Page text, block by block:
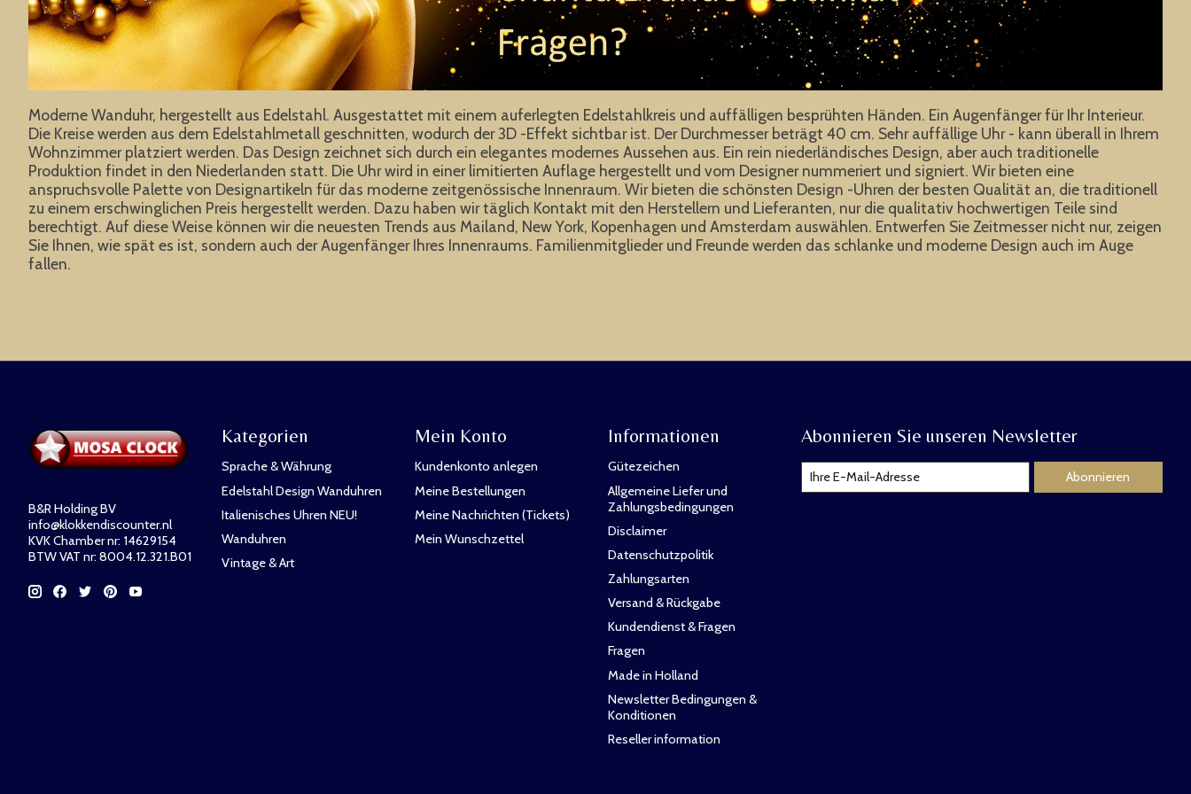
Moderne Wanduhr, hergestellt aus Edelstahl. Ausgestattet mit einem auferlegten Edelstahlkreis und auffälligen besprühten Händen. Ein Augenfänger für Ihr Interieur.
Die Kreise werden aus dem Edelstahlmetall geschnitten, wodurch der 3D -Effekt sichtbar ist. Der Durchmesser beträgt 40 cm. Sehr auffällige Uhr - kann überall in Ihrem
Wohnzimmer platziert werden. Das Design zeichnet sich durch ein elegantes modernes Aussehen aus. Ein rein niederländisches Design, aber auch traditionelle
Produktion findet in den Niederlanden statt. Die Uhr wird in einer limitierten Auflage hergestellt und vom Designer nummeriert und signiert. Wir bieten eine
anspruchsvolle Palette von Designartikeln für das moderne zeitgenössische Innenraum. Wir bieten die schönsten Design -Uhren der besten Qualität an, die traditionell
zu einem erschwinglichen Preis hergestellt werden. Dazu haben wir täglich Kontakt mit den Herstellern und Lieferanten, nur die qualitativ hochwertigen Teile sind
berechtigt. Auf diese Weise können wir die neuesten Trends aus Mailand, New York, Kopenhagen und Amsterdam auswählen. Entwerfen Sie Zeitmesser nicht nur, zeigen
Sie Ihnen, wie spät es ist, sondern auch der Augenfänger Ihres Innenraums. Familienmitglieder und Freunde werden das schlanke und moderne Design auch im Auge
fallen.
B&R Holding BV
info@klokkendiscounter.nl
KVK Chamber nr: 14629154
BTW VAT nr: 8004.12.321.B01
Kategorien
Sprache & Währung
Edelstahl Design Wanduhren
Italienisches Uhren NEU!
Wanduhren
Vintage & Art
Mein Konto
Kundenkonto anlegen
Meine Bestellungen
Meine Nachrichten (Tickets)
Mein Wunschzettel
Informationen
Gütezeichen
Allgemeine Liefer und
Zahlungsbedingungen
Disclaimer
Datenschutzpolitik
Zahlungsarten
Versand & Rückgabe
Kundendienst & Fragen
Fragen
Made in Holland
Newsletter Bedingungen &
Konditionen
Reseller information
Abonnieren Sie unseren Newsletter
Abonnieren